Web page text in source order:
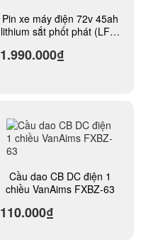
Pin xe máy điện 72v 45ah
lithium sắt phốt phát (LFP-
1.990.000₫
Cầu dao CB DC điện 1
chiều VanAims FXBZ-63
110.000₫